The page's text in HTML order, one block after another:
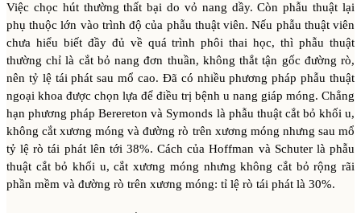
Việc chọc hút thường thất bại do vỏ nang dầy. Còn phẫu thuật lại
phụ thuộc lớn vào trình độ của phẫu thuật viên. Nếu phẫu thuật viên
chưa hiểu biết đầy đủ về quá trình phôi thai học, thì phẫu thuật
thường chỉ là cắt bỏ nang đơn thuần, không thắt tận gốc đường rò,
nên tỷ lệ tái phát sau mổ cao. Đã có nhiều phương pháp phẫu thuật
ngoại khoa được chọn lựa để điều trị bệnh u nang giáp móng. Chẳng
hạn phương pháp Berereton và Symonds là phẫu thuật cắt bỏ khối u,
không cắt xương móng và đường rò trên xương móng nhưng sau mổ
tỷ lệ rò tái phát lên tới 38%. Cách của Hoffman và Schuter là phẫu
thuật cắt bỏ khối u, cắt xương móng nhưng không cắt bỏ rộng rãi
phần mềm và đường rò trên xương móng: tỉ lệ rò tái phát là 30%.